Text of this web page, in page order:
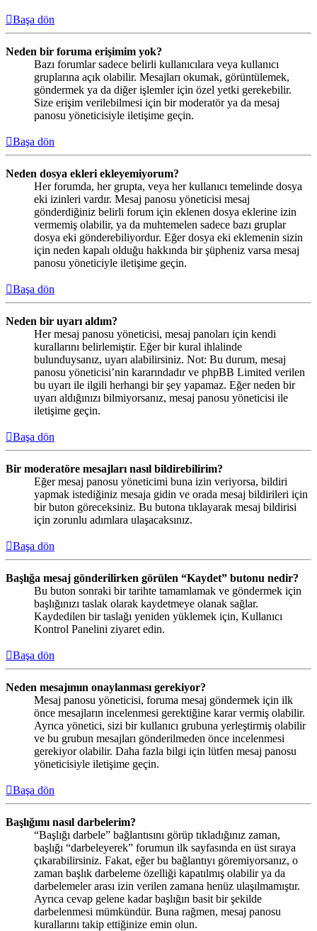
Başa dön
Neden bir foruma erişimim yok?
Bazı forumlar sadece belirli kullanıcılara veya kullanıcı
gruplarına açık olabilir. Mesajları okumak, görüntülemek,
göndermek ya da diğer işlemler için özel yetki gerekebilir.
Size erişim verilebilmesi için bir moderatör ya da mesaj
panosu yöneticisiyle iletişime geçin.
Başa dön
Neden dosya ekleri ekleyemiyorum?
Her forumda, her grupta, veya her kullanıcı temelinde dosya
eki izinleri vardır. Mesaj panosu yöneticisi mesaj
gönderdiğiniz belirli forum için eklenen dosya eklerine izin
vermemiş olabilir, ya da muhtemelen sadece bazı gruplar
dosya eki gönderebiliyordur. Eğer dosya eki eklemenin sizin
için neden kapalı olduğu hakkında bir şüpheniz varsa mesaj
panosu yöneticiyle iletişime geçin.
Başa dön
Neden bir uyarı aldım?
Her mesaj panosu yöneticisi, mesaj panoları için kendi
kurallarını belirlemiştir. Eğer bir kural ihlalinde
bulunduysanız, uyarı alabilirsiniz. Not: Bu durum, mesaj
panosu yöneticisi’nin kararındadır ve phpBB Limited verilen
bu uyarı ile ilgili herhangi bir şey yapamaz. Eğer neden bir
uyarı aldığınızı bilmiyorsanız, mesaj panosu yöneticisi ile
iletişime geçin.
Başa dön
Bir moderatöre mesajları nasıl bildirebilirim?
Eğer mesaj panosu yöneticimi buna izin veriyorsa, bildiri
yapmak istediğiniz mesaja gidin ve orada mesaj bildirileri için
bir buton göreceksiniz. Bu butona tıklayarak mesaj bildirisi
için zorunlu adımlara ulaşacaksınız.
Başa dön
Başlığa mesaj gönderilirken görülen “Kaydet” butonu nedir?
Bu buton sonraki bir tarihte tamamlamak ve göndermek için
başlığınızı taslak olarak kaydetmeye olanak sağlar.
Kaydedilen bir taslağı yeniden yüklemek için, Kullanıcı
Kontrol Panelini ziyaret edin.
Başa dön
Neden mesajımın onaylanması gerekiyor?
Mesaj panosu yöneticisi, foruma mesaj göndermek için ilk
önce mesajların incelenmesi gerektiğine karar vermiş olabilir.
Ayrıca yönetici, sizi bir kullanıcı grubuna yerleştirmiş olabilir
ve bu grubun mesajları gönderilmeden önce incelenmesi
gerekiyor olabilir. Daha fazla bilgi için lütfen mesaj panosu
yöneticisiyle iletişime geçin.
Başa dön
Başlığımı nasıl darbelerim?
“Başlığı darbele” bağlantısını görüp tıkladığınız zaman,
başlığı “darbeleyerek” forumun ilk sayfasında en üst sıraya
çıkarabilirsiniz. Fakat, eğer bu bağlantıyı göremiyorsanız, o
zaman başlık darbeleme özelliği kapatılmış olabilir ya da
darbelemeler arası izin verilen zamana henüz ulaşılmamıştır.
Ayrıca cevap gelene kadar başlığın basit bir şekilde
darbelenmesi mümkündür. Buna rağmen, mesaj panosu
kurallarını takip ettiğinize emin olun.